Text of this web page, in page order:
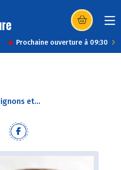
(s’ouvre dans
Prochaine ouverture à 09:30
et...